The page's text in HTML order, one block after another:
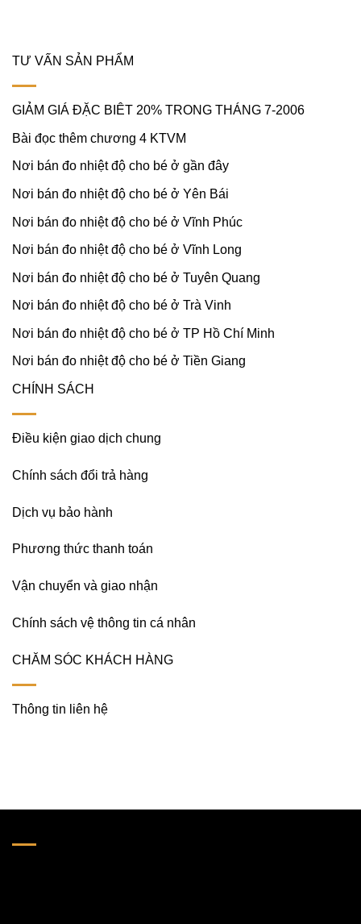
TƯ VẤN SẢN PHẨM
GIẢM GIÁ ĐẶC BIÊT 20% TRONG THÁNG 7-2006
Bài đọc thêm chương 4 KTVM
Nơi bán đo nhiệt độ cho bé ở gần đây
Nơi bán đo nhiệt độ cho bé ở Yên Bái
Nơi bán đo nhiệt độ cho bé ở Vĩnh Phúc
Nơi bán đo nhiệt độ cho bé ở Vĩnh Long
Nơi bán đo nhiệt độ cho bé ở Tuyên Quang
Nơi bán đo nhiệt độ cho bé ở Trà Vinh
Nơi bán đo nhiệt độ cho bé ở TP Hồ Chí Minh
Nơi bán đo nhiệt độ cho bé ở Tiền Giang
CHÍNH SÁCH
Điều kiện giao dịch chung
Chính sách đổi trả hàng
Dịch vụ bảo hành
Phương thức thanh toán
Vận chuyển và giao nhận
Chính sách vệ thông tin cá nhân
CHĂM SÓC KHÁCH HÀNG
Thông tin liên hệ